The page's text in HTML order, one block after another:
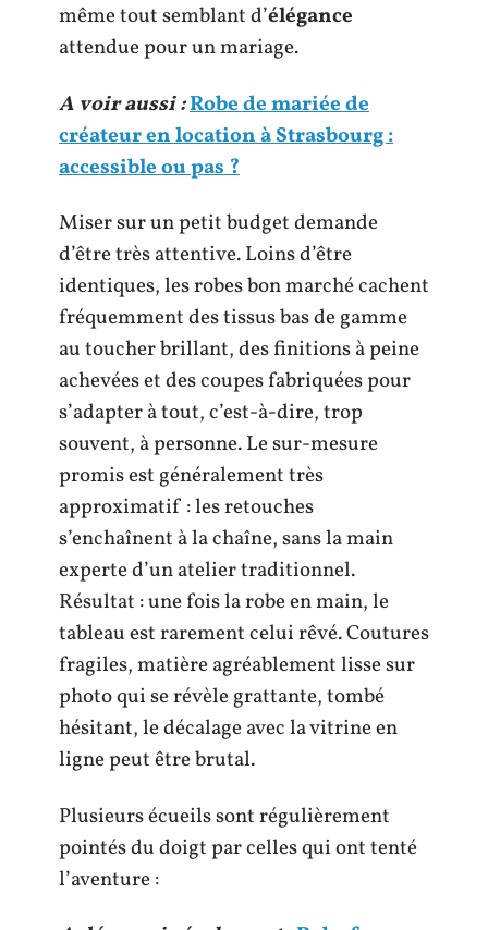
même tout semblant d’élégance
attendue pour un mariage.
A voir aussi :Robe de mariée de
créateur en location à Strasbourg :
accessible ou pas ?
Miser sur un petit budget demande
d’être très attentive. Loins d’être
identiques, les robes bon marché cachent
fréquemment des tissus bas de gamme
au toucher brillant, des finitions à peine
achevées et des coupes fabriquées pour
s’adapter à tout, c’est-à-dire, trop
souvent, à personne. Le sur-mesure
promis est généralement très
approximatif : les retouches
s’enchaînent à la chaîne, sans la main
experte d’un atelier traditionnel.
Résultat : une fois la robe en main, le
tableau est rarement celui rêvé. Coutures
fragiles, matière agréablement lisse sur
photo qui se révèle grattante, tombé
hésitant, le décalage avec la vitrine en
ligne peut être brutal.
Plusieurs écueils sont régulièrement
pointés du doigt par celles qui ont tenté
l’aventure :